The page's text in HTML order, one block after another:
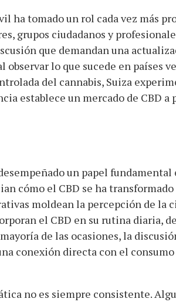
ha tomado un rol cada vez más
grupos ciudadanos y
que demandan una
lo que sucede en países
del cannabis, Suiza
establece un mercado de CBD a
un papel fundamental
cómo el CBD se ha
moldean la percepción de la
el CBD en su rutina diaria,
de las ocasiones, la
conexión directa con el
no es siempre consistente.